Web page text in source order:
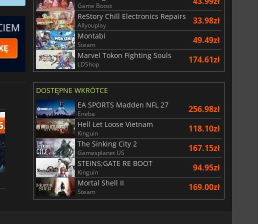
86.54zł
Civilization 7
88.53
Borderlands 4
Game Boost
ReStory Chill Electronics Repairs
Allyouplay 33.98zł
Montabi
Steam 49.49zł
Marvel Tokon Fighting Souls
LDShop 174.61zł
DOSTĘPNE WKRÓTCE
EA SPORTS Madden NFL 27
Eneba 256.98zł
Hell Let Loose Vietnam
Kinguin 118.10zł
The Sinking City 2
Gamesplanet US 167.15zł
STEINS;GATE RE BOOT
Kinguin 94.95zł
Mortal Shell II
Steam 169.00zł